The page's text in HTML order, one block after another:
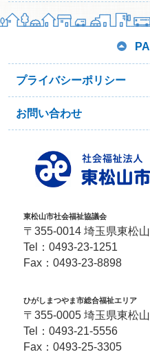
プライバシーポリシー
お問い合わせ
東松山市社会福祉協議会
〒355-0014 埼玉県東松
Tel： 0493-23-1251
Fax：0493-23-8898
ひがしまつやま市総合福祉エリア
〒355-0005 埼玉県東松
Tel： 0493-21-5556
Fax：0493-25-3305